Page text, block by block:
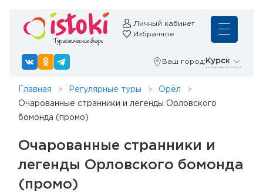
Личный кабинет
Избранное
Ваш город: Курск
Главная Регулярные туры
Орёл
Очарованные странники и легенды Орловского
бомонда (промо)
Очарованные странники и
легенды Орловского бомонда
(промо)